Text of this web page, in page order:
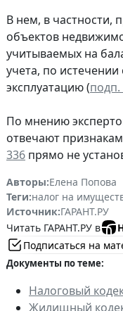
В нем, в частности,
объектов
учитываемых на
учета, по
эксплуатацию (подп.
По мнению
отвечают
336 прямо не
Авторы:Елена Попова
Теги:налог на
Источник:ГАРАНТ.РУ
Читать ГАРАНТ.РУ в
Подписаться на
Документы по теме:
Налоговый
Жилищный